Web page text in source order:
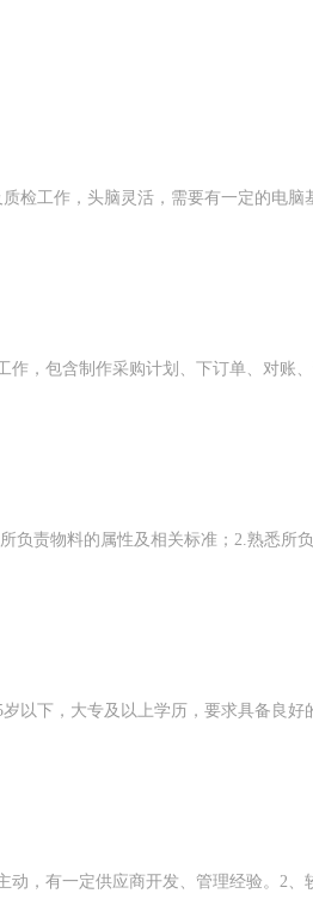
检工作，头脑灵活，需要有一定的电
作，包含制作采购计划、下订单、对账
负责物料的属性及相关标准；2.熟悉所
以下，大专及以上学历，要求具备良
动，有一定供应商开发、管理经验。2